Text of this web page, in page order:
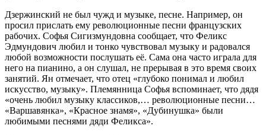
Дзержинский не был чужд и музыке, песне. Например, он
просил прислать ему революционные песни французских
рабочих. Софья Сигизмундовна сообщает, что Феликс
Эдмундович любил и тонко чувствовал музыку и радовался
любой возможности послушать её. Сама она часто играла для
него на пианино, а он слушал, не прерывая в это время своих
занятий. Ян отмечает, что отец «глубоко понимал и любил
искусство, музыку». Племянница Софья вспоминает, что дядя
«очень любил музыку классиков,… революционные песни…
«Варшавянка», «Красное знамя», «Дубинушка» были
любимыми песнями дяди Феликса».